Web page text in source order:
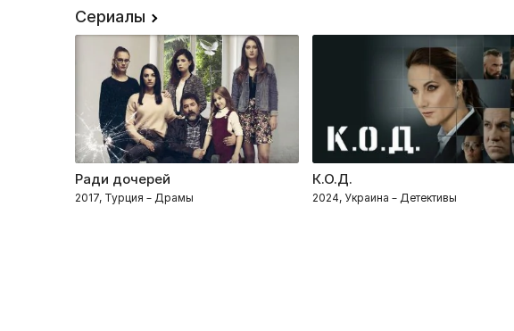
Сериалы
Ради дочерей
2017, Турция – Драмы
К.О.Д.
2024, Украина – Детективы